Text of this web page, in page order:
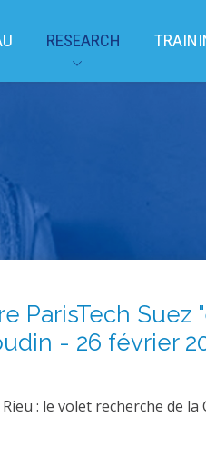
RESEARCH
ParisTech Suez
- 26 février
: le volet recherche de la